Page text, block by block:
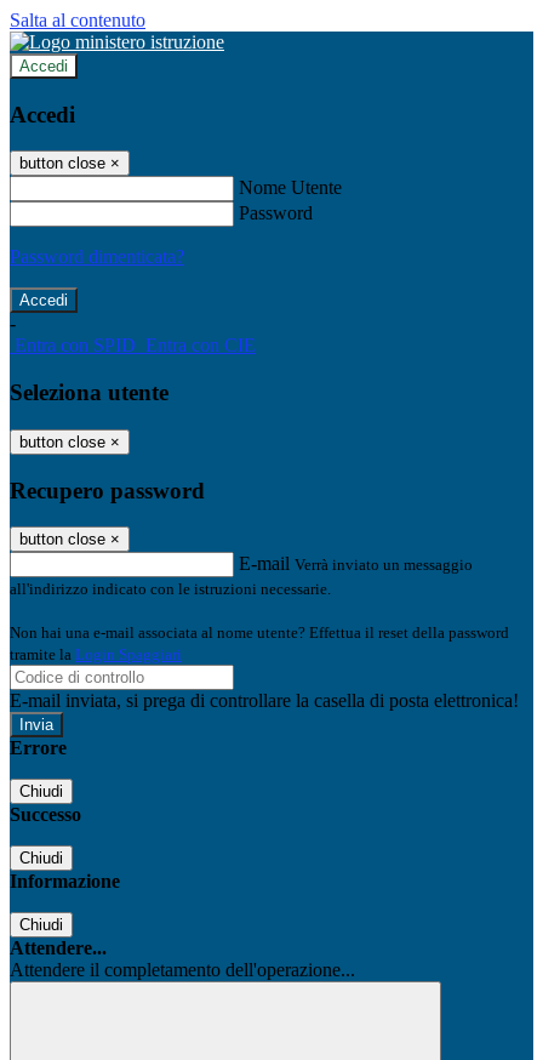
Salta al contenuto
Accedi
Accedi
button close ×
Nome Utente
Password
Password dimenticata?
-
Entra con SPID Entra con CIE
Seleziona utente
button close ×
Recupero password
button close ×
E-mail Verrà inviato un messaggio
all'indirizzo indicato con le istruzioni necessarie.
Non hai una e-mail associata al nome utente? Effettua il reset della password
tramite la Login Spaggiari
E-mail inviata, si prega di controllare la casella di posta elettronica!
Errore
Chiudi
Successo
Chiudi
Informazione
Chiudi
Attendere...
Attendere il completamento dell'operazione...